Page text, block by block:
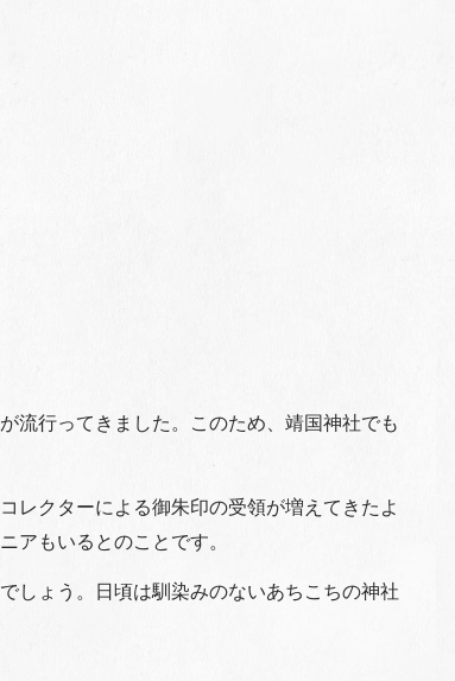
流行ってきました。このため、靖国神社でも
レクターによる御朱印の受領が増えてきたよ
アもいるとのことです。
しょう。日頃は馴染みのないあちこちの神社